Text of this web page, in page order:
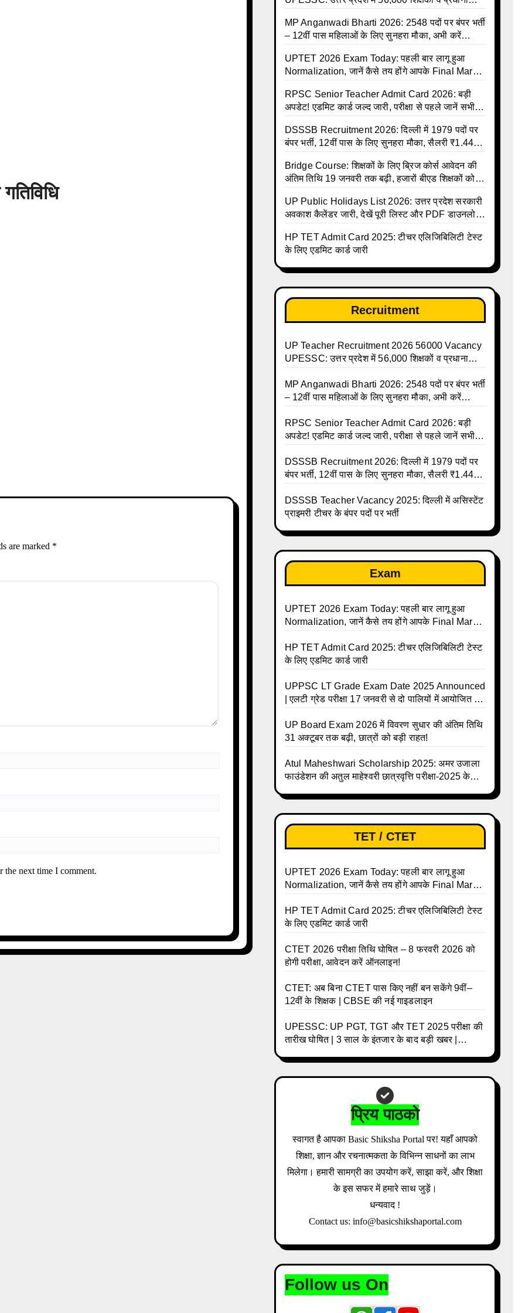
are marked *
the next time I comment.
MP Anganwadi Bharti 2026: 2548 पदों पर बंपर भर्ती
– 12वीं पास महिलाओं के लिए सुनहरा मौका, अभी करें
UPTET 2026 Exam Today: पहली बार लागू हुआ
Normalization, जानें कैसे तय होंगे आपके Final Marks
RPSC Senior Teacher Admit Card 2026: बड़ी
अपडेट! एडमिट कार्ड जल्द जारी, परीक्षा से पहले जानें सभी
DSSSB Recruitment 2026: दिल्ली में 1979 पदों पर
बंपर भर्ती, 12वीं पास के लिए सुनहरा मौका, सैलरी ₹1.44
Bridge Course: शिक्षकों के लिए ब्रिज कोर्स आवेदन की
अंतिम तिथि 19 जनवरी तक बढ़ी, हजारों बीएड शिक्षकों को
UP Public Holidays List 2026: उत्तर प्रदेश सरकारी
अवकाश कैलेंडर जारी, देखें पूरी लिस्ट और PDF डाउनलोड
talika | Sarkari Avkash Talika | Up Holidays List
| Holidays Calendar
HP TET Admit Card 2025: टीचर एलिजिबिलिटी टेस्ट
के लिए एडमिट कार्ड जारी
Recruitment
UP Teacher Recruitment 2026 56000 Vacancy
UPESSC: उत्तर प्रदेश में 56,000 शिक्षकों व प्रधानाचार्यों
MP Anganwadi Bharti 2026: 2548 पदों पर बंपर भर्ती
– 12वीं पास महिलाओं के लिए सुनहरा मौका, अभी करें
RPSC Senior Teacher Admit Card 2026: बड़ी
अपडेट! एडमिट कार्ड जल्द जारी, परीक्षा से पहले जानें सभी
DSSSB Recruitment 2026: दिल्ली में 1979 पदों पर
बंपर भर्ती, 12वीं पास के लिए सुनहरा मौका, सैलरी ₹1.44
DSSSB Teacher Vacancy 2025: दिल्ली में असिस्टेंट
प्राइमरी टीचर के बंपर पदों पर भर्ती
Exam
UPTET 2026 Exam Today: पहली बार लागू हुआ
Normalization, जानें कैसे तय होंगे आपके Final Marks
HP TET Admit Card 2025: टीचर एलिजिबिलिटी टेस्ट
के लिए एडमिट कार्ड जारी
UPPSC LT Grade Exam Date 2025 Announced
| एलटी ग्रेड परीक्षा 17 जनवरी से दो पालियों में आयोजित –
UP Board Exam 2026 में विवरण सुधार की अंतिम तिथि
31 अक्टूबर तक बढ़ी, छात्रों को बड़ी राहत!
Atul Maheshwari Scholarship 2025: अमर उजाला
फाउंडेशन की अतुल माहेश्वरी छात्रवृत्ति परीक्षा-2025 के
TET / CTET
UPTET 2026 Exam Today: पहली बार लागू हुआ
Normalization, जानें कैसे तय होंगे आपके Final Marks
HP TET Admit Card 2025: टीचर एलिजिबिलिटी टेस्ट
के लिए एडमिट कार्ड जारी
CTET 2026 परीक्षा तिथि घोषित – 8 फरवरी 2026 को
होगी परीक्षा, आवेदन करें ऑनलाइन!
CTET: अब बिना CTET पास किए नहीं बन सकेंगे 9वीं–
12वीं के शिक्षक | CBSE की नई गाइडलाइन
UPESSC: UP PGT, TGT और TET 2025 परीक्षा की
तारीख घोषित | 3 साल के इंतजार के बाद बड़ी खबर |
प्रिय पाठको
स्वागत है आपका Basic Shiksha Portal पर! यहाँ आपको
शिक्षा, ज्ञान और रचनात्मकता के विभिन्न साधनों का लाभ
मिलेगा। हमारी सामग्री का उपयोग करें, साझा करें, और शिक्षा
के इस सफर में हमारे साथ जुड़ें।
धन्यवाद !
Contact us: info@basicshikshaportal.com
Follow us On